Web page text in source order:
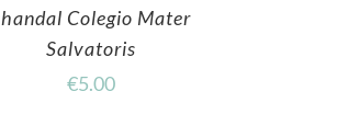
Colegio Mater
Salvatoris
€5.00